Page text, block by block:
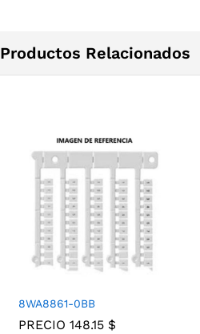
Productos Relacionados
8WA8861-0BB
PRECIO 148.15 $